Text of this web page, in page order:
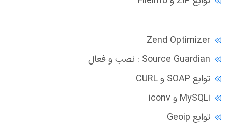
Zend Optimizer
Source Guardian : نصب و فعال
توابع SOAP و CURL
MySQLi و iconv
توابع Geoip